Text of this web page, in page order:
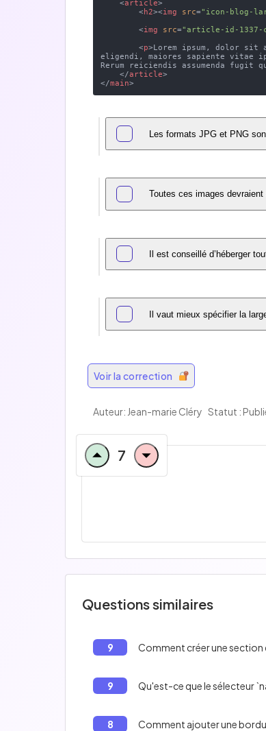
<article>
< h2><img src="icon-blog-
<img src="article-id-1337-
<p> Lorem ipsum, dolor sit
eligendi, maiores sapiente vitae
Rerum reiciendis assumenda fugit
</article>
</main>
Les formats JPG et PNG
Toutes ces images
Il est conseillé d’héberger
Il vaut mieux spécifier la
Voir la correction
Auteur: Jean-marie Cléry Statut :
7
Questions similaires
9 Comment créer une section
9 Qu'est-ce que le sélecteur
8 Comment ajouter une